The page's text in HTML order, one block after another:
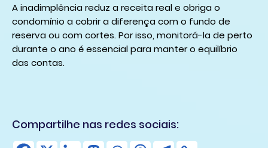
A inadimplência reduz a receita real e obriga o
condomínio a cobrir a diferença com o fundo de
reserva ou com cortes. Por isso, monitorá-la de perto
durante o ano é essencial para manter o equilíbrio
das contas.
Compartilhe nas redes sociais: